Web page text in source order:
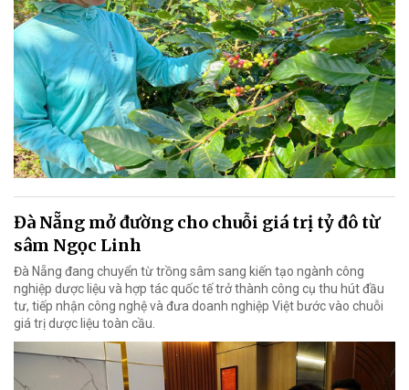
Đà Nẵng mở đường cho chuỗi giá trị tỷ đô từ
sâm Ngọc Linh
Đà Nẵng đang chuyển từ trồng sâm sang kiến tạo ngành công
nghiệp dược liệu và hợp tác quốc tế trở thành công cụ thu hút đầu
tư, tiếp nhận công nghệ và đưa doanh nghiệp Việt bước vào chuỗi
giá trị dược liệu toàn cầu.